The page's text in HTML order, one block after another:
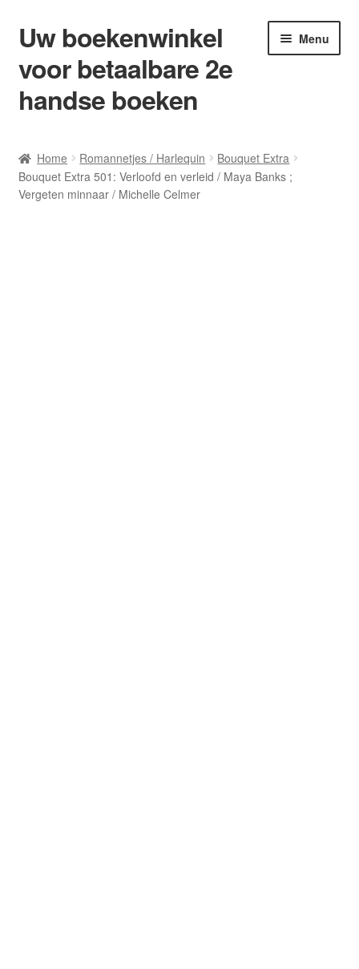
Ga
door
naar
navigatie
Ga
naar
de
inhoud
Uw boekenwinkel
voor betaalbare 2e
handse boeken
Menu
Afrekenen
Home Romannetjes / Harlequin
Bouquet Extra
Bouquet Extra 501: Verloofd en verleid / Maya Banks ;
Vergeten minnaar / Michelle Celmer